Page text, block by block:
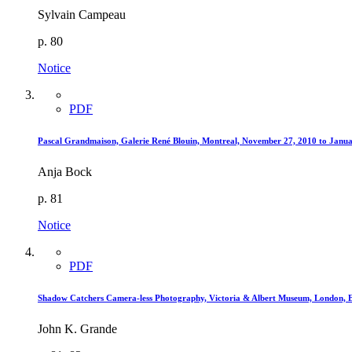
Sylvain Campeau
p. 80
Notice
PDF
Pascal Grandmaison, Galerie René Blouin, Montreal, November 27, 2010 to
Anja Bock
p. 81
Notice
PDF
Shadow Catchers Camera-less Photography, Victoria & Albert Museum, London,
John K. Grande